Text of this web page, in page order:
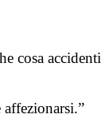
cosa accidenti